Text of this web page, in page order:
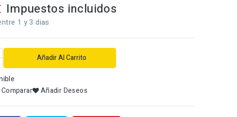
Impuestos incluidos
1 y 3 dias
Añadir Al Carrito
Añadir Deseos